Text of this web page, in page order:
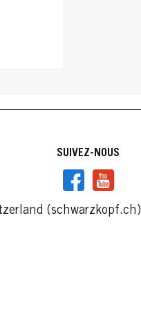
SUIVEZ-NOUS
(schwarzkopf.ch)